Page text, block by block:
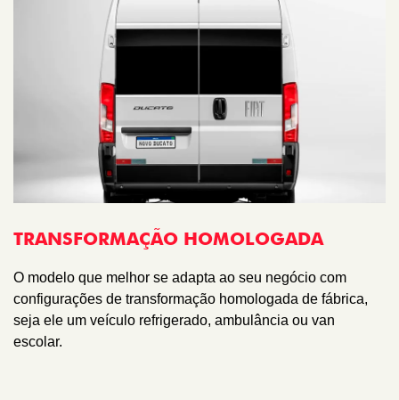
TRANSFORMAÇÃO HOMOLOGADA
O modelo que melhor se adapta ao seu negócio com
configurações de transformação homologada de fábrica,
seja ele um veículo refrigerado, ambulância ou van
escolar.